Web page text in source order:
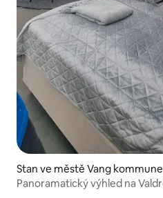
Stan ve městě Vang kommune
Panoramatický výhled na